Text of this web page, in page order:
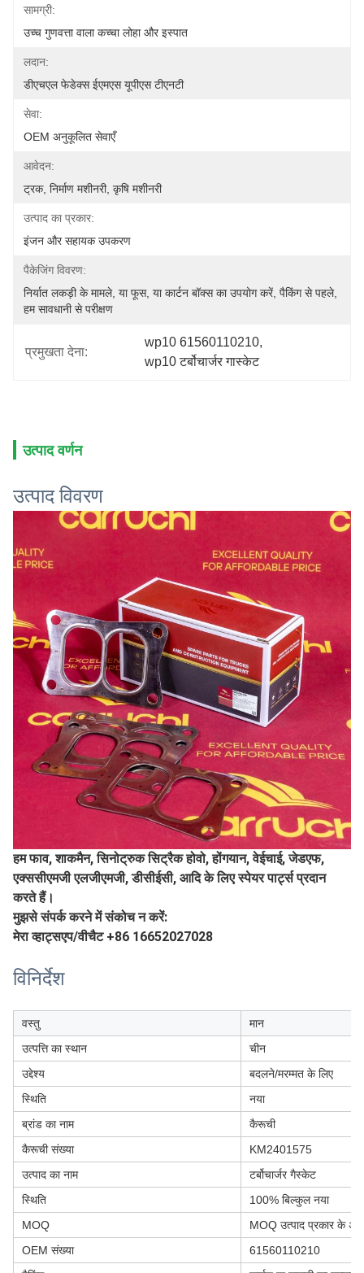
सामग्री:
उच्च गुणवत्ता वाला कच्चा लोहा और इस्पात
लदान:
डीएचएल फेडेक्स ईएमएस यूपीएस टीएनटी
सेवा:
OEM अनुकूलित सेवाएँ
आवेदन:
ट्रक, निर्माण मशीनरी, कृषि मशीनरी
उत्पाद का प्रकार:
इंजन और सहायक उपकरण
पैकेजिंग विवरण:
निर्यात लकड़ी के मामले, या फूस, या कार्टन बॉक्स का उपयोग करें, पैकिंग से पहले,
हम सावधानी से परीक्षण
प्रमुखता देना:
wp10 61560110210,
wp10 टर्बोचार्जर गास्केट
उत्पाद वर्णन
उत्पाद विवरण
हम फाव, शाकमैन, सिनोट्रुक सिट्रैक होवो, होंगयान, वेईचाई, जेडएफ,
एक्ससीएमजी एलजीएमजी, डीसीईसी, आदि के लिए स्पेयर पार्ट्स प्रदान
करते हैं।
मुझसे संपर्क करने में संकोच न करें:
मेरा व्हाट्सएप/वीचैट +86 16652027028
विनिर्देश
वस्तु
मान
उत्पत्ति का स्थान
चीन
उद्देश्य
बदलने/मरम्मत के लिए
स्थिति
नया
ब्रांड का नाम
कैरूची
कैरूची संख्या
KM2401575
उत्पाद का नाम
टर्बोचार्जर गैस्केट
स्थिति
100% बिल्कुल नया
MOQ
MOQ उत्पाद प्रकार के
OEM संख्या
61560110210